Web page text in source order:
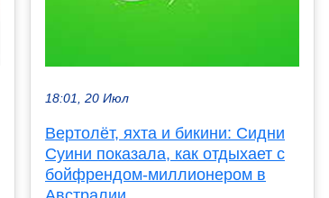
18:01, 20 Июл
Вертолёт, яхта и бикини: Сидни
Суини показала, как отдыхает с
бойфрендом-миллионером в